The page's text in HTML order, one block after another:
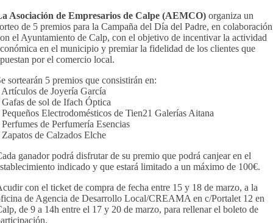
Asociación de Empresarios de Calpe (AEMCO) organiza un
de 5 premios para la Campaña del Día del Padre, en colaboración
el Ayuntamiento de Calp, con el objetivo de incentivar la actividad
en el municipio y premiar la fidelidad de los clientes que
por el comercio local.
sortearán 5 premios que consistirán en:
Artículos de Joyería García
Gafas de sol de Ifach Óptica
Pequeños Electrodomésticos de Tien21 Galerías Aitana
Perfumes de Perfumería Esencias
Zapatos de Calzados Elche
ganador podrá disfrutar de su premio que podrá canjear en el
indicado y que estará limitado a un máximo de 100€.
con el ticket de compra de fecha entre 15 y 18 de marzo, a la
de Agencia de Desarrollo Local/CREAMA en c/Portalet 12 en
de 9 a 14h entre el 17 y 20 de marzo, para rellenar el boleto de